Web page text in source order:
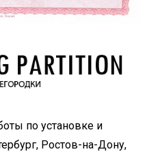
по установке и
Ростов-на-Дону,